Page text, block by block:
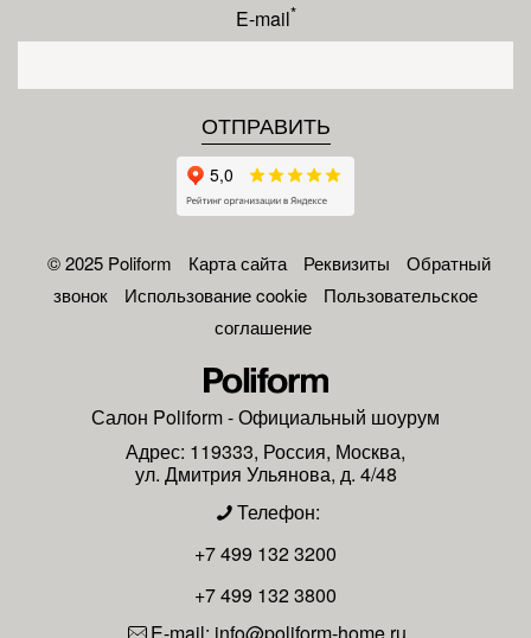
E-mail*
© 2025 Poliform Карта сайта Реквизиты
Обратный
звонок
Использование cookie
Пользовательское
соглашение
Салон Poliform- Официальный шоурум
Адрес: 119333, Россия, Москва,
ул. Дмитрия Ульянова, д. 4/48
Телефон:
+7 499 132 3200
+7 499 132 3800